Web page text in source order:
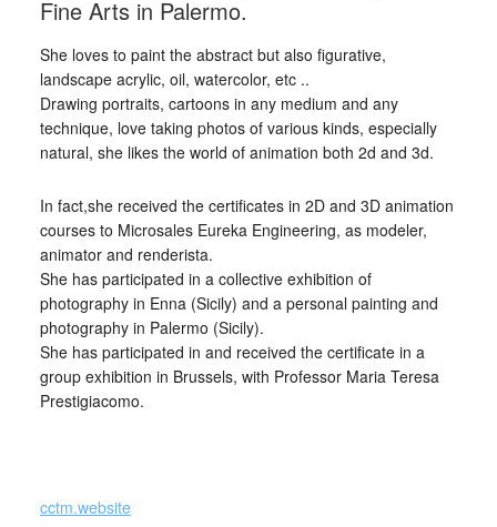
Fine Arts in Palermo.
She loves to paint the abstract but also figurative,
landscape acrylic, oil, watercolor, etc ..
Drawing portraits, cartoons in any medium and any
technique, love taking photos of various kinds, especially
natural, she likes the world of animation both 2d and 3d.
In fact,she received the certificates in 2D and 3D animation
courses to Microsales Eureka Engineering, as modeler,
animator and renderista.
She has participated in a collective exhibition of
photography in Enna (Sicily) and a personal painting and
photography in Palermo (Sicily).
She has participated in and received the certificate in a
group exhibition in Brussels, with Professor Maria Teresa
Prestigiacomo.
cctm.website